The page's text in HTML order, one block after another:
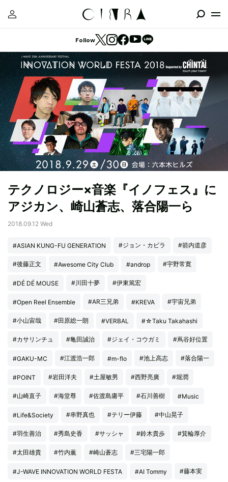
Follow
テクノロジー×音楽『イノフェス』に
アジカン、崎山蒼志、落合陽一ら
2018.09.12 Wed
#ASIAN KUNG-FU GENERATION #ジョン・カビラ #箭内道彦
#後藤正文 #Awesome City Club #androp #宇野常寛
#DÉ DÉ MOUSE #川田十夢 #伊東篤宏
#Open Reel Ensemble #AR三兄弟 #KREVA #宇宙兄弟
#小山宙哉 #田原総一朗 #VERBAL #☆Taku Takahashi
#カサリンチュ #亀田誠治 #ジェイ・コウガミ #蔦谷好位置
#GAKU-MC #江渡浩一郎 #m-flo #池上高志 #落合陽一
#POINT #岩田洋夫 #土屋敏男 #西野亮廣 #堀潤
#山崎直子 #海堂尊 #佐渡島庸平 #石川善樹 #Music
#Life&Society #串野真也 #テリー伊藤 #中山晃子
#羽生善治 #秀島史香 #サッシャ #鈴木貴歩 #箕輪厚介
#太田雄貴 #竹内薫 #崎山蒼志 #三宅陽一郎
#J-WAVE INNOVATION WORLD FESTA #AI Tommy #藤本実